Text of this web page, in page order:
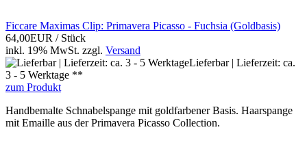
Ficcare Maximas Clip: Primavera Picasso - Fuchsia (Goldbasis)
64,00EUR / Stück
inkl. 19% MwSt. zzgl. Versand
Lieferbar | Lieferzeit: ca.
3 - 5 Werktage **
zum Produkt
Handbemalte Schnabelspange mit goldfarbener Basis. Haarspange
mit Emaille aus der Primavera Picasso Collection.